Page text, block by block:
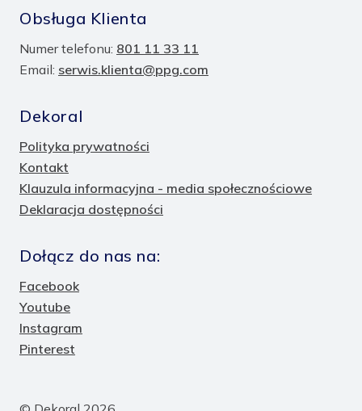
Obsługa Klienta
Numer telefonu: 801 11 33 11
Email: serwis.klienta@ppg.com
Dekoral
Polityka prywatności
Kontakt
Klauzula informacyjna - media społecznościowe
Deklaracja dostępności
Dołącz do nas na:
Facebook
Youtube
Instagram
Pinterest